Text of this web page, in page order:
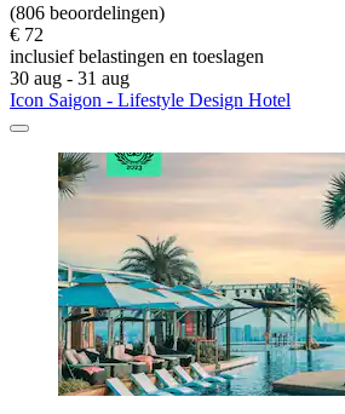
(806 beoordelingen)
€ 72
inclusief belastingen en toeslagen
30 aug - 31 aug
Icon Saigon - Lifestyle Design Hotel